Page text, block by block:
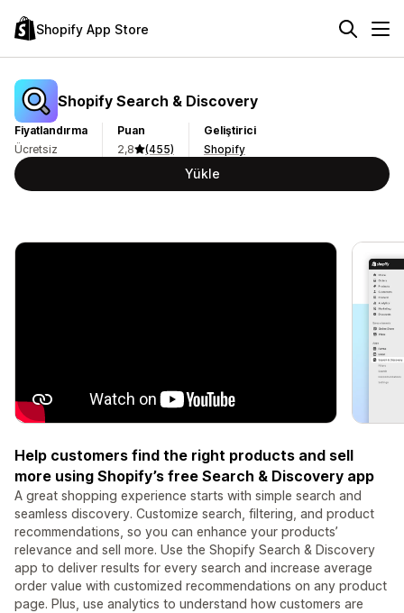
Shopify App Store
Shopify Search & Discovery
Fiyatlandırma
Ücretsiz
Puan
2,8
(455)
Geliştirici
Shopify
Yükle
Help customers find the right products and sell
more using Shopify’s free Search & Discovery app
A great shopping experience starts with simple search and
seamless discovery. Customize search, filtering, and product
recommendations, so you can enhance your products’
relevance and sell more. Use the Shopify Search & Discovery
app to deliver results for every search and increase average
order value with customized recommendations on any product
page. Plus, use analytics to understand how customers are